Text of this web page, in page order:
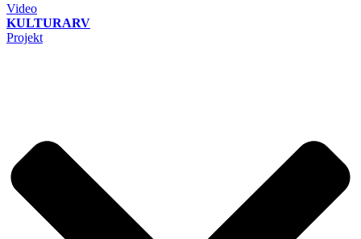
Video
KULTURARV
Projekt